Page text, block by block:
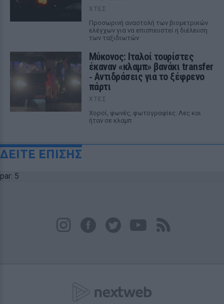
ΧΤΕΣ
Προσωρινή αναστολή των βιομετρικών
ελέγχων για να επισπευστεί η διέλευση
των ταξιδιωτών
Μύκονος: Ιταλοί τουρίστες
έκαναν «κλαμπ» βανάκι transfer
‑ Αντιδράσεις για το ξέφρενο
πάρτι
ΧΤΕΣ
Χοροί, φωνές, φωτογραφίες: Λες και
ήταν σε κλαμπ
ΔΕΙΤΕ ΕΠΙΣΗΣ
par: 5